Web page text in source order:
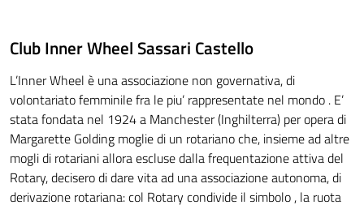
Club Inner Wheel Sassari Castello
L’Inner Wheel è una associazione non governativa, di
volontariato femminile fra le piu’ rappresentate nel mondo . E’
stata fondata nel 1924 a Manchester (Inghilterra) per opera di
Margarette Golding moglie di un rotariano che, insieme ad altre
mogli di rotariani allora escluse dalla frequentazione attiva del
Rotary, decisero di dare vita ad una associazione autonoma, di
derivazione rotariana: col Rotary condivide il simbolo , la ruota